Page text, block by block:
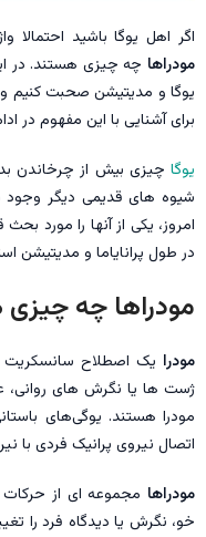
اگر اهل یوگا باشید احتمالا
مودراها چه چیزی هستند. در
یوگا و مدیتیشن صحبت کنیم و
برای آشنایی با این مفهوم در
یوگا چیزی بیش از چرخاندن
شیوه های قدیمی دیگر وجود
امروز، یکی از آنها را مورد
در طول پرانایاما و مدیتیشن
مودراها چه
مودرا یک اصطلاح
ژست ها یا نگرش های روانی،
مودرا هستند. یوگی‌های
اتصال نیروی پرانیک فردی با
مودراها مجموعه ای از
خو، نگرش یا دیدگاه فرد را